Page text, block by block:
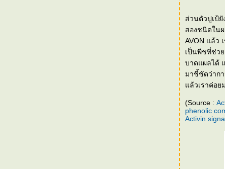
ส่วนตัวปูเป้
สองชนิดใน
AVON แล้ว
เป็นพืชที่ช่วย
บาดแผลได้
มาชี้ชัดว่ากา
ล้วเราค่อย
(Source :
phenolic
Activin